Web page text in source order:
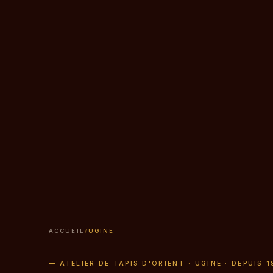
ACCUEIL / UGINE
— ATELIER DE TAPIS D'ORIENT · UGINE · DEPUIS